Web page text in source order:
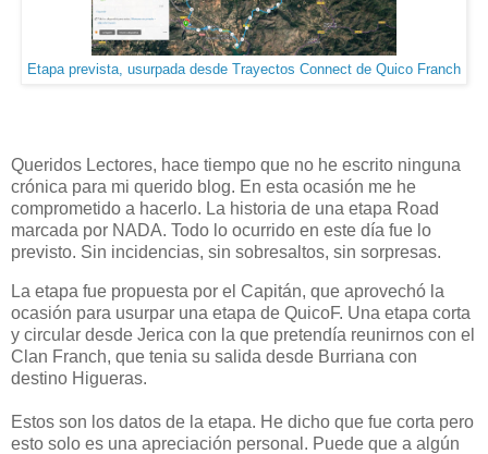
Etapa prevista, usurpada desde Trayectos Connect de Quico Franch
Queridos Lectores, hace tiempo que no he escrito ninguna
crónica para mi querido blog. En esta ocasión me he
comprometido a hacerlo. La historia de una etapa Road
marcada por NADA. Todo lo ocurrido en este día fue lo
previsto. Sin incidencias, sin sobresaltos, sin sorpresas.
La etapa fue propuesta por el Capitán, que aprovechó la
ocasión para usurpar una etapa de QuicoF. Una etapa corta
y circular desde Jerica con la que pretendía reunirnos con el
Clan Franch, que tenia su salida desde Burriana con
destino Higueras.
Estos son los datos de la etapa. He dicho que fue corta pero
esto solo es una apreciación personal. Puede que a algún